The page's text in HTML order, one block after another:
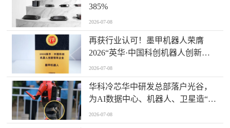
385%
2026-07-08
再获行业认可！墨甲机器人荣膺
2026“英华·中国科创机器人创新领
军企业”全产业链智能出海标杆
2026-07-08
华科冷芯华中研发总部落户光谷，
为AI数据中心、机器人、卫星造“散
热心脏”
2026-07-08